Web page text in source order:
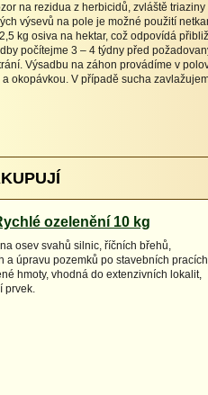
na rezidua z herbicidů, zvláště
výsevů na pole je možné použití
kg osiva na hektar, což odpovídá
počítejme 3 – 4 týdny před
Výsadbu na záhon provádíme v
okopávkou. V případě sucha
ozelenění 10 kg
osev svahů silnic, říčních břehů,
a úpravu pozemků po stavebních
hmoty, vhodná do extenzivních lokalit,
prvek.